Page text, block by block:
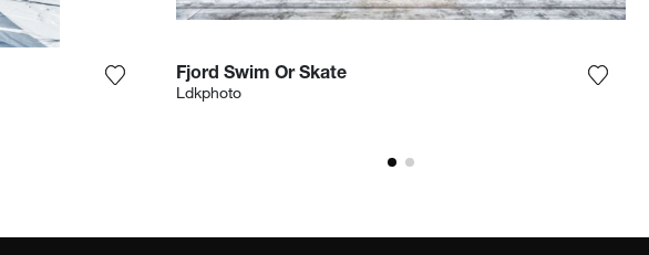
Agrega la fotografía a mi lista de deseos
Fjord Swim Or Skate
Ldkphoto